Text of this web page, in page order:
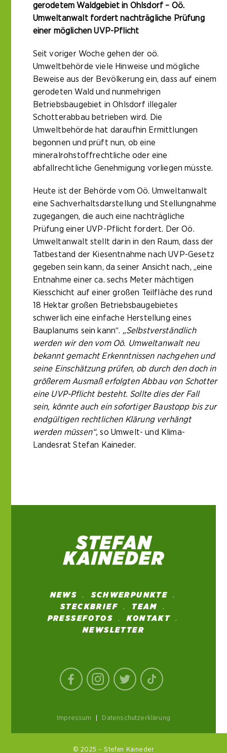
gerodetem Waldgebiet in Ohlsdorf – Oö.
Umweltanwalt fordert nachträgliche Prüfung
einer möglichen UVP-Pflicht
Seit voriger Woche gehen der oö.
Umweltbehörde viele Hinweise und mögliche
Beweise aus der Bevölkerung ein, dass auf einem
gerodeten Wald und nunmehrigen
Betriebsbaugebiet in Ohlsdorf illegaler
Schotterabbau betrieben wird. Die
Umweltbehörde hat daraufhin Ermittlungen
begonnen und prüft nun, ob eine
mineralrohstoffrechtliche oder eine
abfallrechtliche Genehmigung vorliegen müsste.
Heute ist der Behörde vom Oö. Umweltanwalt
eine Sachverhaltsdarstellung und Stellungnahme
zugegangen, die auch eine nachträgliche
Prüfung einer UVP-Pflicht fordert. Der Oö.
Umweltanwalt stellt darin in den Raum, dass der
Tatbestand der Kiesentnahme nach UVP-Gesetz
gegeben sein kann, da seiner Ansicht nach, „eine
Entnahme einer ca. sechs Meter mächtigen
Kiesschicht auf einer großen Teilfläche des rund
18 Hektar großen Betriebsbaugebietes
schwerlich eine einfache Herstellung eines
Bauplanums sein kann“. „Selbstverständlich
werden wir den vom Oö. Umweltanwalt neu
bekannt gemacht Erkenntnissen nachgehen und
seine Einschätzung prüfen, ob durch den doch in
größerem Ausmaß erfolgten Abbau von Schotter
eine UVP-Pflicht besteht. Sollte dies der Fall
sein, könnte auch ein sofortiger Baustopp bis zur
endgültigen rechtlichen Klärung verhängt
werden müssen“, so Umwelt- und Klima-
Landesrat Stefan Kaineder.
NEWS
SCHWERPUNKTE
STECKBRIEF
TEAM
PRESSEFOTOS
KONTAKT
NEWSLETTER
Impressum Datenschutzerklärung
© 2025 – Stefan Kaineder